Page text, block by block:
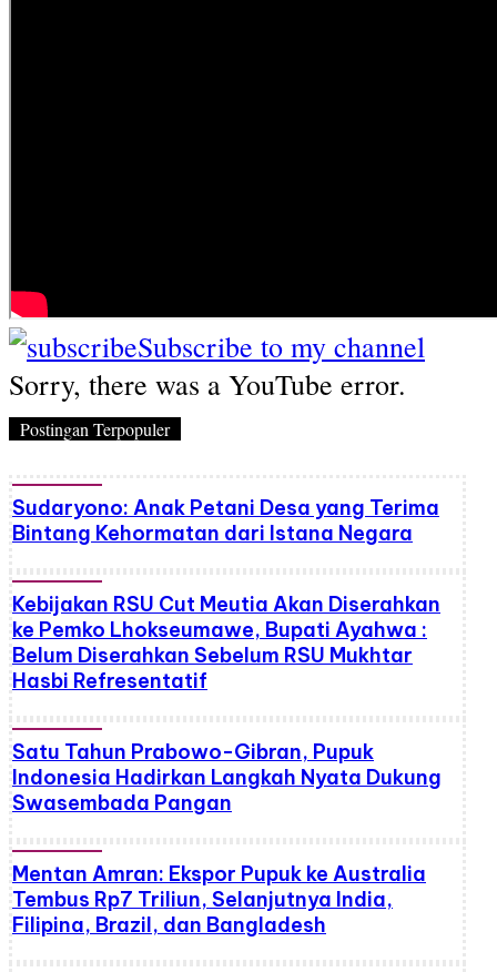
Subscribe to my channel
Sorry, there was a YouTube error.
Postingan Terpopuler
Sudaryono: Anak Petani Desa yang Terima
Bintang Kehormatan dari Istana Negara
Kebijakan RSU Cut Meutia Akan Diserahkan
ke Pemko Lhokseumawe, Bupati Ayahwa :
Belum Diserahkan Sebelum RSU Mukhtar
Hasbi Refresentatif
Satu Tahun Prabowo-Gibran, Pupuk
Indonesia Hadirkan Langkah Nyata Dukung
Swasembada Pangan
Mentan Amran: Ekspor Pupuk ke Australia
Tembus Rp7 Triliun, Selanjutnya India,
Filipina, Brazil, dan Bangladesh